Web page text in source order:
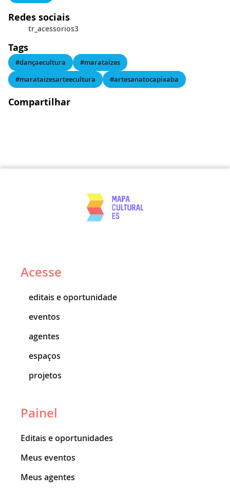
Redes sociais
tr_acessorios3
Tags
#dançaecultura
#marataízes
#marataizesarteecultura
#artesanatocapixaba
Compartilhar
Acesse
editais e oportunidade
eventos
agentes
espaços
projetos
Painel
Editais e oportunidades
Meus eventos
Meus agentes